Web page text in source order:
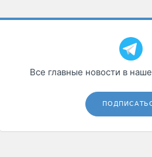
Все главные новости в